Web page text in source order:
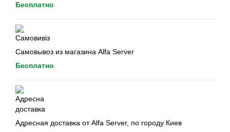
Бесплатно
Самовывоз из магазина Alfa Server
Бесплатно
Адресная доставка от Alfa Server, по городу Киев